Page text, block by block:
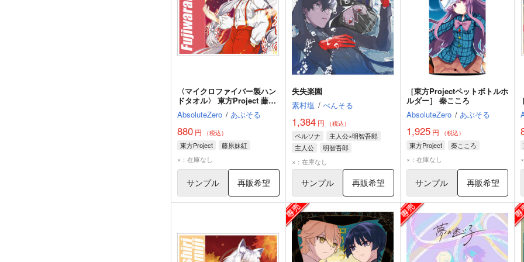
〈マイクロファイバー製ハン
ドタオル〉 東方Project 藤原
妹紅
AbsoluteZero / あぶそる
880 円 （税込）
東方Project
藤原妹紅
×：在庫なし
サンプル 再販希望
失失楽園
素村塩 / ぺんそる
1,384円 （税込）
ペルソナ
主人公×明智吾郎
主人公
明智吾郎
×：在庫なし
サンプル 再販希望
［東方Projectペットボトルホ
ルダー］ 秦こころ
AbsoluteZero / あぶそる
1,925円 （税込）
東方Project
秦こころ
×：在庫なし
サンプル 再販希望